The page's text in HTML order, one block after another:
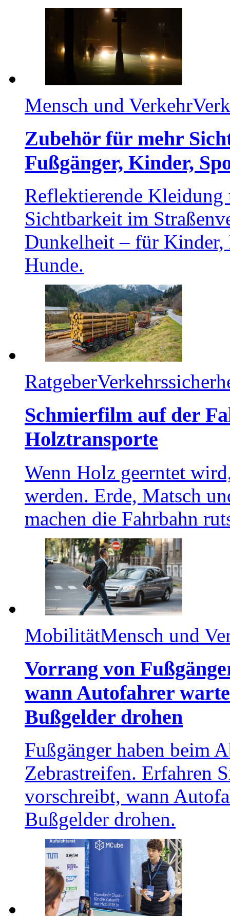
Mensch und Verkehr
Zubehör für mehr
Fußgänger, Kinder,
Reflektierende
Sichtbarkeit im
Dunkelheit – für Kinder,
Hunde.
Ratgeber
Schmierfilm auf der
Holztransporte
Wenn Holz geerntet
werden. Erde, Matsch
machen die Fahrbahn
MobilitätMensch und
Vorrang von
wann Autofahrer
Bußgelder drohen
Fußgänger haben beim
Zebrastreifen. Erfahren
vorschreibt, wann
Bußgelder drohen.